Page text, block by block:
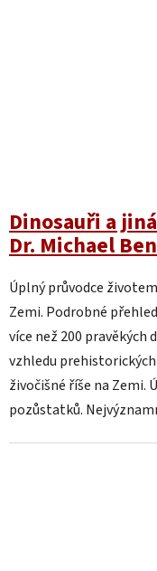
Dinosauři a
Dr. Michael
Úplný průvodce
Zemi. Podrobné
více než 200 pravěkých
vzhledu
živočišné říše na Zemi.
pozůstatků.